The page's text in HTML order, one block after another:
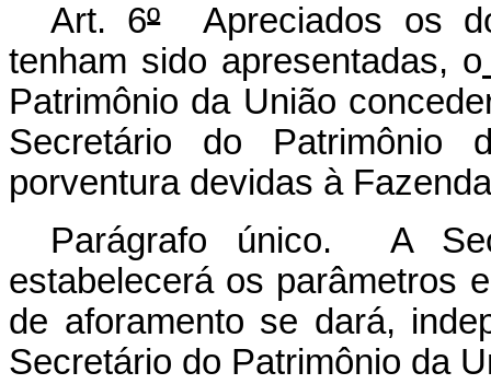
Art. 6ºApreciados os
tenham sido apresentadas, o
Patrimônio da União
Secretário do Patrimônio
porventura devidas à
Parágrafo único. A
estabelecerá os parâmetros
de aforamento se dará,
Secretário do Patrimônio da